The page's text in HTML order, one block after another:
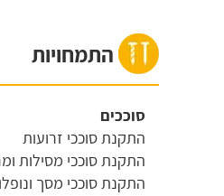
התמחויות
סוככים
התקנת סוככי זרועות
התקנת סוככי מסילות
התקנת סוככי מסך